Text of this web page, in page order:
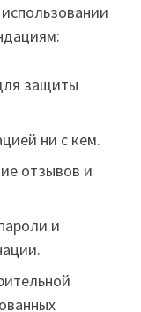
защиты
ни с кем.
отзывов и
и